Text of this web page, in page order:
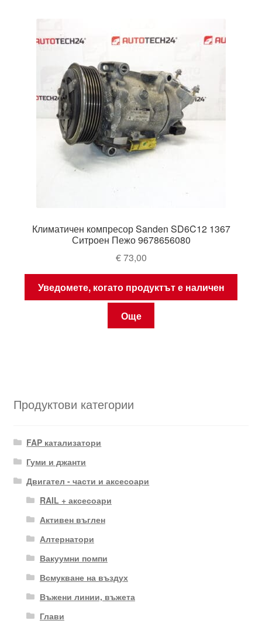
Климатичен компресор Sanden SD6C12 1367
Ситроен Пежо 9678656080
€73,00
Уведомете, когато продуктът е наличен
Още
Продуктови категории
FAP катализатори
Гуми и джанти
Двигател - части и аксесоари
RAIL + аксесоари
Активен въглен
Алтернатори
Вакуумни помпи
Всмукване на въздух
Въжени линии, въжета
Глави